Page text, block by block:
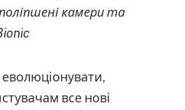
камери та
все нові